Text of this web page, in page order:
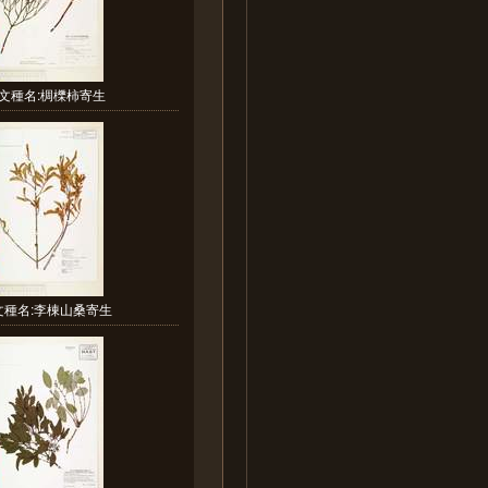
種名:椆櫟柿寄生
種名:李棟山桑寄生